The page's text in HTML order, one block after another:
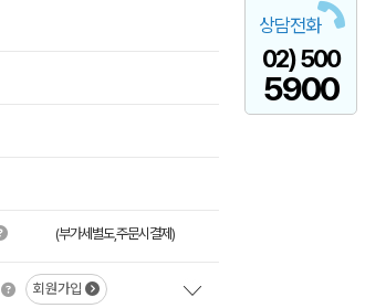
상담전화
02) 500
5900
(부가세별도,주문시결제)
회원가입